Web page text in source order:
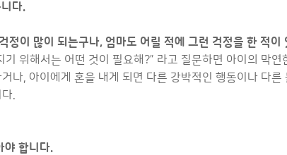
다.
정이 많이 되는구나, 엄마도 어릴 적에 그런 걱정을 한 적
위해서는 어떤 것이 필요해?” 라고 질문하면 아이의 막
나, 아이에게 혼을 내게 되면 다른 강박적인 행동이나 다
.
야 합니다.